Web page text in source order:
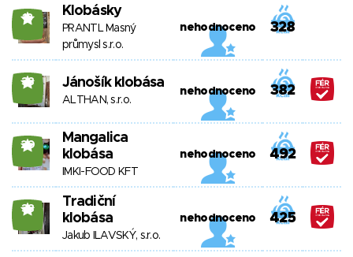
18 Klobásky
PRANTL Masný
průmysl s.r.o.
nehodnoceno 328
38 Jánošík klobása
ALTHAN, s.r.o.
nehodnoceno 382
20
Mangalica
klobása
IMKI-FOOD KFT
nehodnoceno 492
38
Tradiční
klobása
Jakub ILAVSKÝ, s.r.o.
nehodnoceno 425